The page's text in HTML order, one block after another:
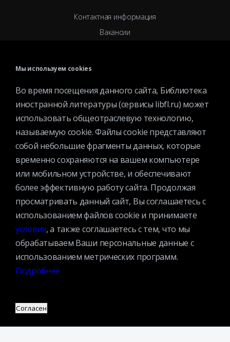
Контактная информация
Вакансии
Премии
Официальные документы
Противодействие коррупции
Противодействие экстремизму
Организационная структура
Партнеры
Адрес:
109240, г. Москва, ул. Николоямская, д. 1Посмотреть на карте
Регистрация читателей:
+7 (495) 915-35-03
+7 (495) 915–36–41
Мы используем cookies
Во время посещения данного сайта, Библиотека
иностранной литературы (сервисы libfl.ru) может
использовать общеотраслевую технологию,
называемую cookie. Файлы cookie представляют
собой небольшие фрагменты данных, которые
временно сохраняются на вашем компьютере
или мобильном устройстве, и обеспечивают
более эффективную работу сайта. Продолжая
просматривать данный сайт, Вы соглашаетесь с
использованием файлов cookie и принимаете
условия, а также соглашаетесь с тем, что мы
обрабатываем Ваши персональные данные с
использованием метрических программ.
Подробнее
Согласен